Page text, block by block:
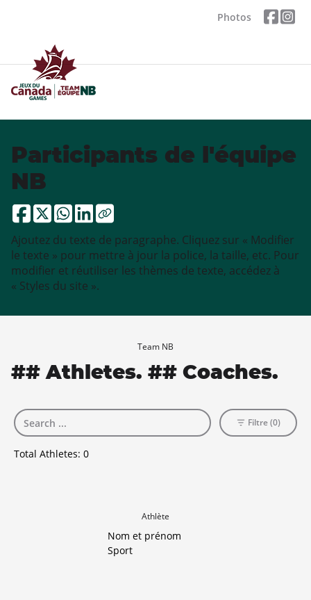
Photos
Participants de l'équipe
NB
Ajoutez du texte de paragraphe. Cliquez sur « Modifier
le texte » pour mettre à jour la police, la taille, etc. Pour
modifier et réutiliser les thèmes de texte, accédez à
« Styles du site ».
Team NB
## Athletes. ## Coaches.
Total Athletes: 0
Filtre (0)
Athlète
Nom et prénom
Sport